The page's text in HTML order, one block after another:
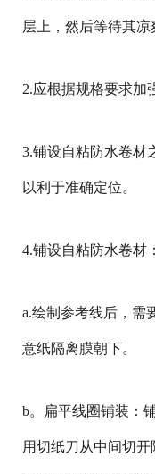
层上，然后等待其凉
2.应根据规格要求加
3.铺设自粘防水卷材
以利于准确定位。
4.铺设自粘防水卷材：
a.绘制参考线后，需
意纸隔离膜朝下。
b。扁平线圈铺装：
用切纸刀从中间切